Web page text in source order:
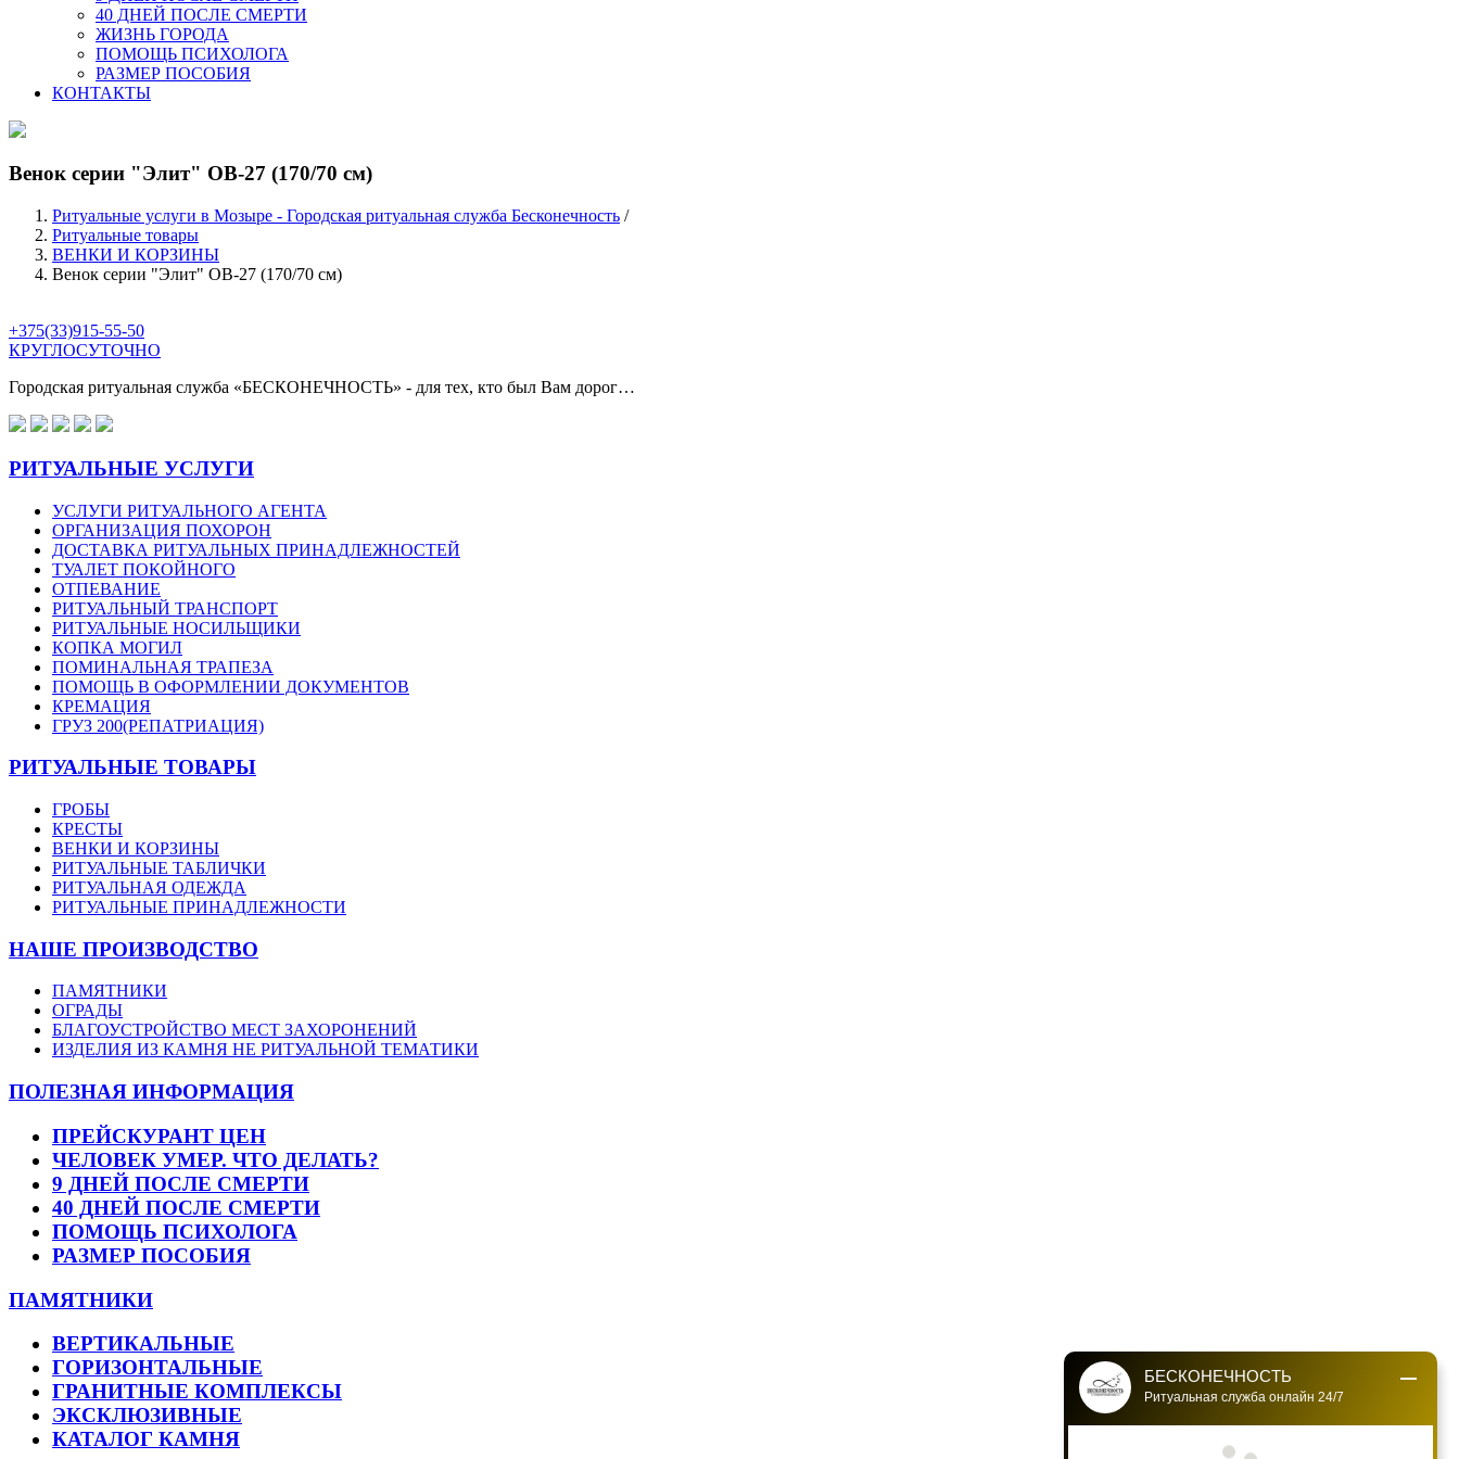
40 ДНЕЙ ПОСЛЕ СМЕРТИ
ЖИЗНЬ ГОРОДА
ПОМОЩЬ ПСИХОЛОГА
РАЗМЕР ПОСОБИЯ
КОНТАКТЫ
Венок серии "Элит" ОВ-27 (170/70 см)
Ритуальные услуги в Мозыре - Городская ритуальная служба Бесконечность /
Ритуальные товары
ВЕНКИ И КОРЗИНЫ
Венок серии "Элит" ОВ-27 (170/70 см)
+375(33)915-55-50
КРУГЛОСУТОЧНО
Городская ритуальная служба «БЕСКОНЕЧНОСТЬ» - для тех, кто был Вам дорог…
РИТУАЛЬНЫЕ УСЛУГИ
УСЛУГИ РИТУАЛЬНОГО АГЕНТА
ОРГАНИЗАЦИЯ ПОХОРОН
ДОСТАВКА РИТУАЛЬНЫХ ПРИНАДЛЕЖНОСТЕЙ
ТУАЛЕТ ПОКОЙНОГО
ОТПЕВАНИЕ
РИТУАЛЬНЫЙ ТРАНСПОРТ
РИТУАЛЬНЫЕ НОСИЛЬЩИКИ
КОПКА МОГИЛ
ПОМИНАЛЬНАЯ ТРАПЕЗА
ПОМОЩЬ В ОФОРМЛЕНИИ ДОКУМЕНТОВ
КРЕМАЦИЯ
ГРУЗ 200(РЕПАТРИАЦИЯ)
РИТУАЛЬНЫЕ ТОВАРЫ
ГРОБЫ
КРЕСТЫ
ВЕНКИ И КОРЗИНЫ
РИТУАЛЬНЫЕ ТАБЛИЧКИ
РИТУАЛЬНАЯ ОДЕЖДА
РИТУАЛЬНЫЕ ПРИНАДЛЕЖНОСТИ
НАШЕ ПРОИЗВОДСТВО
ПАМЯТНИКИ
ОГРАДЫ
БЛАГОУСТРОЙСТВО МЕСТ ЗАХОРОНЕНИЙ
ИЗДЕЛИЯ ИЗ КАМНЯ НЕ РИТУАЛЬНОЙ ТЕМАТИКИ
ПОЛЕЗНАЯ ИНФОРМАЦИЯ
ПРЕЙСКУРАНТ ЦЕН
ЧЕЛОВЕК УМЕР. ЧТО ДЕЛАТЬ?
9 ДНЕЙ ПОСЛЕ СМЕРТИ
40 ДНЕЙ ПОСЛЕ СМЕРТИ
ПОМОЩЬ ПСИХОЛОГА
РАЗМЕР ПОСОБИЯ
ПАМЯТНИКИ
ВЕРТИКАЛЬНЫЕ
ГОРИЗОНТАЛЬНЫЕ
ГРАНИТНЫЕ КОМПЛЕКСЫ
ЭКСКЛЮЗИВНЫЕ
КАТАЛОГ КАМНЯ
БЕСКОНЕЧНОСТЬ
Ритуальная служба онлайн 24/7